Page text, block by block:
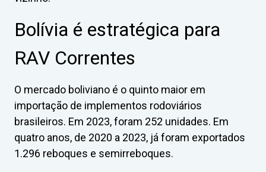
Bolívia é estratégica para
RAV Correntes
O mercado boliviano é o quinto maior em
importação de implementos rodoviários
brasileiros. Em 2023, foram 252 unidades. Em
quatro anos, de 2020 a 2023, já foram exportados
1.296 reboques e semirreboques.